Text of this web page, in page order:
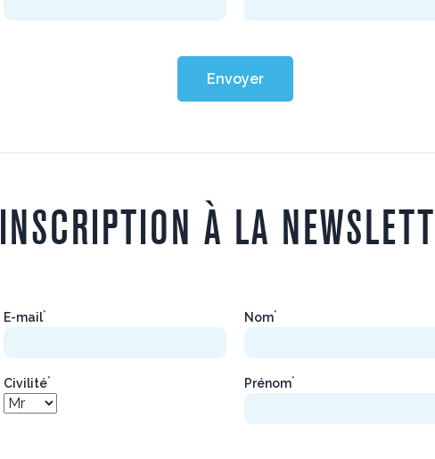
Envoyer
INSCRIPTION À LA
E-mail*
Civilité*
Nom*
Prénom*